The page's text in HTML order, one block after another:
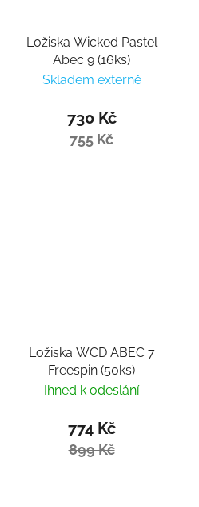
Ložiska Wicked Pastel
Abec 9 (16ks)
Skladem externě
730 Kč
755 Kč
Ložiska WCD ABEC 7
Freespin (50ks)
Ihned k odeslání
774 Kč
899 Kč